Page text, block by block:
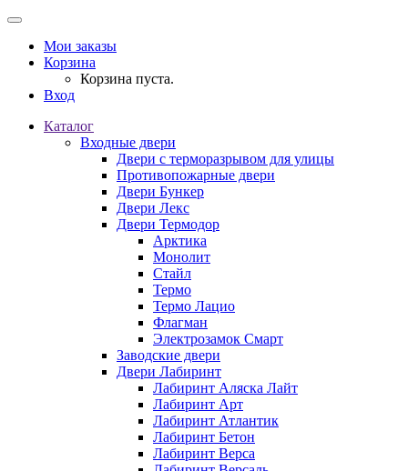
Мои заказы
Корзина
Корзина пуста.
Вход
Каталог
Входные двери
Двери с терморазрывом для улицы
Противопожарные двери
Двери Бункер
Двери Лекс
Двери Термодор
Арктика
Монолит
Стайл
Термо
Термо Лацио
Флагман
Электрозамок Смарт
Заводские двери
Двери Лабиринт
Лабиринт Аляска Лайт
Лабиринт Арт
Лабиринт Атлантик
Лабиринт Бетон
Лабиринт Верса